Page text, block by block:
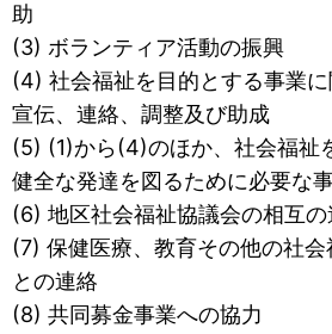
助
(3) ボランティア活動の振興
(4) 社会福祉を目的とする事業に
宣伝、連絡、調整及び助成
(5) (1)から(4)のほか、社会福祉
健全な発達を図るために必要な
(6) 地区社会福祉協議会の相互
(7) 保健医療、教育その他の社
との連絡
(8) 共同募金事業への協力